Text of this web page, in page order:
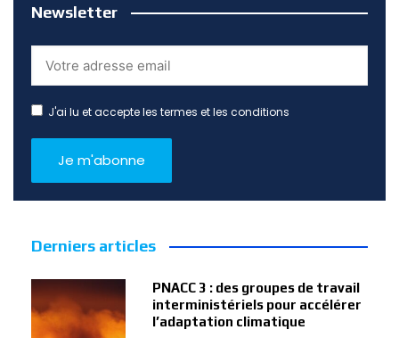
Newsletter
J'ai lu et accepte les termes et les conditions
Derniers articles
PNACC 3 : des groupes de travail
interministériels pour accélérer
l’adaptation climatique